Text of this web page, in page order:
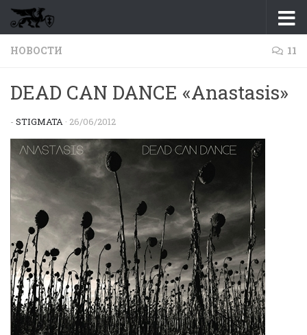
Перейти к содержимому
НОВОСТИ 11
DEAD CAN DANCE «Anastasis»
- STIGMATA · 26/06/2012